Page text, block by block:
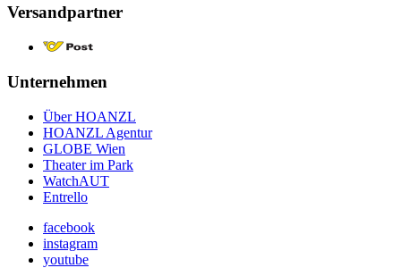
Versandpartner
Unternehmen
Über HOANZL
HOANZL Agentur
GLOBE Wien
Theater im Park
WatchAUT
Entrello
facebook
instagram
youtube